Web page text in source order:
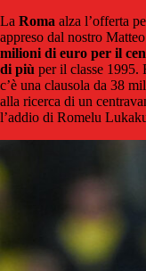
La Roma alza l’offerta
appreso dal nostro
milioni di euro per il
di più per il classe 1995.
c’è una clausola da 38
alla ricerca di un
l’addio di Romelu